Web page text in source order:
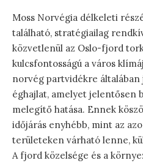
Moss Norvégia délkeleti
található, stratégiailag
közvetlenül az Oslo-fjord
kulcsfontosságú a város
norvég partvidékre általában
éghajlat, amelyet jelentősen
melegítő hatása. Ennek
időjárás enyhébb, mint az
területeken várható lenne,
A fjord közelsége és a